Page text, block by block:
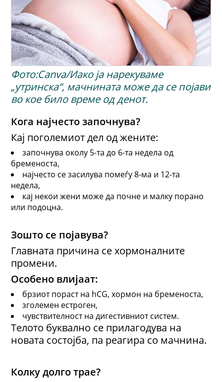
Фото:Canva/Иако ја нарекуваме
„утринска“, мачнината може да се појави
во кое било време од денот.
Кога најчесто започнува?
Кај поголемиот дел од жените:
започнува околу 5-та до 6-та недела од
бременоста,
најчесто се засилува помеѓу 8-ма и 12-та
недела,
кај некои жени може да почне и малку порано
или подоцна.
Зошто се појавува?
Главната причина се хормоналните
промени.
Особено влијаат:
брзиот пораст на hCG, хормон на бременоста,
зголемен естроген,
чувствителност на дигестивниот систем.
Телото буквално се прилагодува на
новата состојба, па реагира со мачнина.
Колку долго трае?